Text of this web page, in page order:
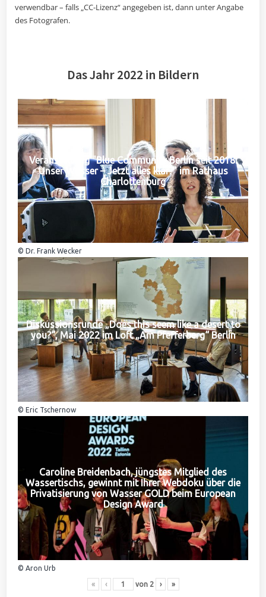
verwendbar – falls „CC-Lizenz“ angegeben ist, dann unter Angabe
des Fotografen.
Das Jahr 2022 in Bildern
Veranstaltung "Blue Community Berlin seit 2018:
Unser Wasser – Jetzt alles klar?" im Rathaus
Charlottenburg
© Dr. Frank Wecker
Diskussionsrunde „Does this seem like a desert to
you?“, Mai 2022 im Loft „Am Pfefferberg“ Berlin
© Eric Tschernow
Caroline Breidenbach, jüngstes Mitglied des
Wassertischs, gewinnt mit Ihrer Webdoku über die
Privatisierung von Wasser GOLD beim European
Design Award
© Aron Urb
« ‹ von 2 › »